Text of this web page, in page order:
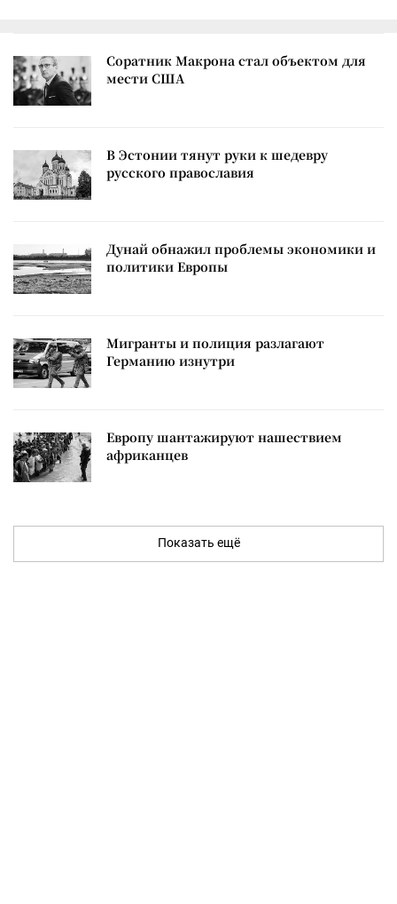
Соратник Макрона стал объектом для
мести США
В Эстонии тянут руки к шедевру
русского православия
Дунай обнажил проблемы экономики и
политики Европы
Мигранты и полиция разлагают
Германию изнутри
Европу шантажируют нашествием
африканцев
Показать ещё